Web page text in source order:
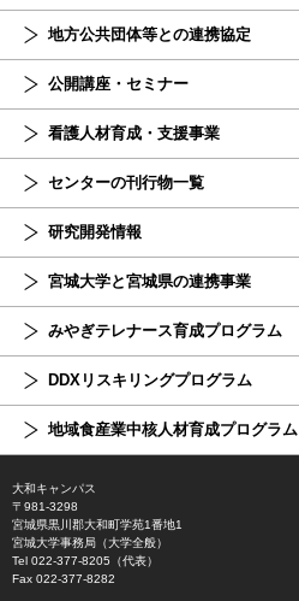
地方公共団体等との連携協定
公開講座・セミナー
看護人材育成・支援事業
センターの刊行物一覧
研究開発情報
宮城大学と宮城県の連携事業
みやぎテレナース育成プログラム
DDXリスキリングプログラム
地域食産業中核人材育成プログラム
大和キャンパス
〒981-3298
宮城県黒川郡大和町学苑1番地1
宮城大学事務局（大学全般）
Tel 022-377-8205（代表）
Fax 022-377-8282